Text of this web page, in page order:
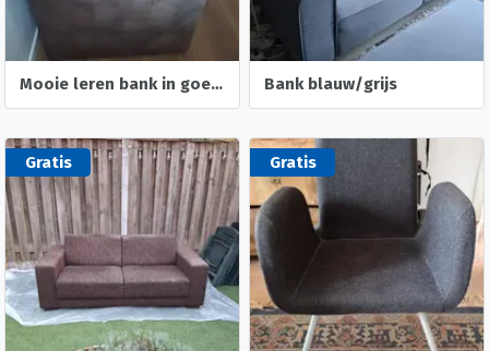
Mooie leren bank in goede staat Bank blauw/grijs
Gratis Gratis